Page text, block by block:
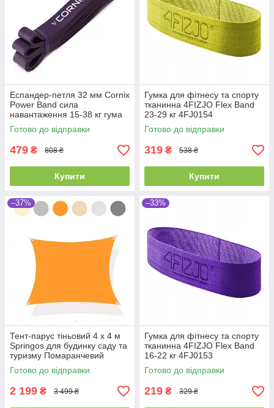
Еспандер-петля 32 мм Cornix
Power Band сила
навантаження 15-38 кг гума
для фітнесу та спорту
Готово до відправки
479 ₴ 808 ₴
Купити
Гумка для фітнесу та спорту
тканинна 4FIZJO Flex Band
23-29 кг 4FJ0154
Готово до відправки
319 ₴ 538 ₴
Купити
–37%
Тент-парус тіньовий 4 x 4 м
Springos для будинку саду та
туризму Помаранчевий
Готово до відправки
2 199 ₴ 3 499 ₴
–33%
Гумка для фітнесу та спорту
тканинна 4FIZJO Flex Band
16-22 кг 4FJ0153
Готово до відправки
219 ₴ 329 ₴